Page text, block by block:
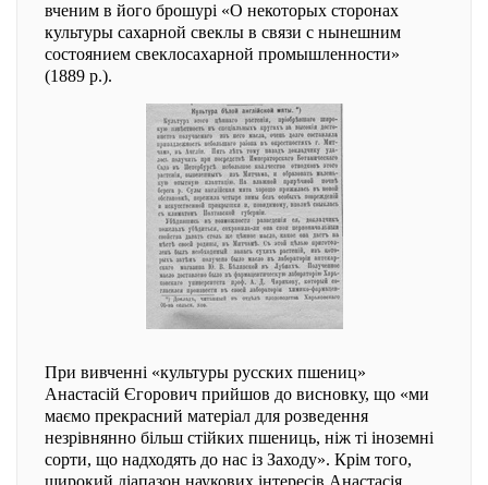
вченим в його брошурі «О некоторых сторонах
культуры сахарной свеклы в связи с нынешним
состоянием свеклосахарной промышленности»
(1889 р.).
При вивченні «культуры русских пшениц»
Анастасій Єгорович прийшов до висновку, що «ми
маємо прекрасний матеріал для розведення
незрівнянно більш стійких пшениць, ніж ті іноземні
сорти, що надходять до нас із Заходу». Крім того,